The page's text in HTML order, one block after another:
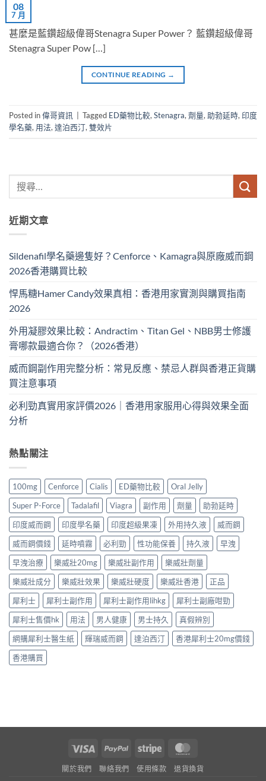
08
7 月
甚麼是藍鑽超級偉哥Stenagra Super Power？ 藍鑽超級偉哥
Stenagra Super Pow […]
CONTINUE READING →
Posted in偉哥資訊 Tagged ED藥物比較, Stenagra, 劑量, 助勃延時, 印度
學名藥, 用法, 達泊西汀, 雙效片
近期文章
Sildenafil學名藥邊隻好？Cenforce、Kamagra與原廠威而鋼
2026香港購買比較
悍馬糖Hamer Candy效果真相：香港用家實測與購買指南
2026
外用凝膠效果比較：Andractim、Titan Gel、NBB男士修護
膏哪款最適合你？（2026香港）
威而鋼副作用完整分析：常見反應、禁忌人群與香港正貨購
買注意事項
必利勁真實用家評價2026｜香港用家服用心得與效果全面
分析
熱點關注
100mg Cenforce Cialis ED藥物比較
Oral Jelly
Super P-Force
Tadalafil Viagra 副作用 劑量
助勃延時
印度威而鋼
印度學名藥 印度超級果凍 外用持久液
威而鋼
威而鋼價錢
延時噴霧 必利勁 性功能保養 持久液
早洩
早洩治療
樂威壯20mg 樂威壯副作用
樂威壯劑量
樂威壯成分
樂威壯效果 樂威壯硬度 樂威壯香港
正品
犀利士
犀利士副作用 犀利士副作用lihkg
犀利士副廠咁勁
犀利士售價hk
用法 男人健康 男士持久
真假辨別
網購犀利士醫生紙
輝瑞威而鋼 達泊西汀
香港犀利士20mg價錢
香港購買
Visa PayPal Stripe
關於我們 聯絡我們 使用條款 退貨換貨